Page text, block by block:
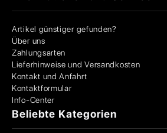
Artikel günstiger gefunden?
Über uns
Zahlungsarten
Lieferhinweise und Versandkosten
Kontakt und Anfahrt
Kontaktformular
Info-Center
Beliebte Kategorien